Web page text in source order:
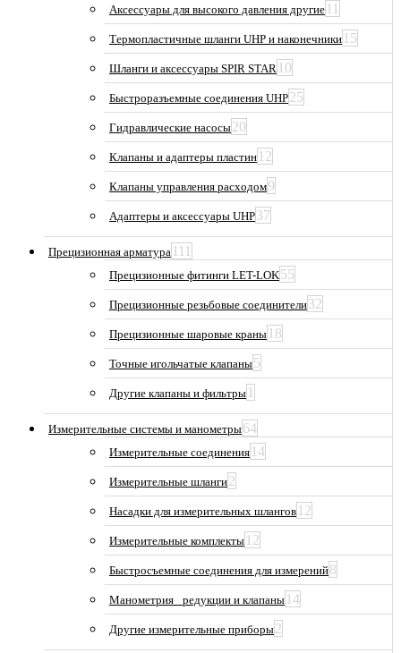
Аксессуары для высокого давления другие 11
Термопластичные шланги UHP и наконечники 15
Шланги и аксессуары SPIR STAR 10
Быстроразъемные соединения UHP25
Гидравлические насосы20
Клапаны и адаптеры пластин 12
Клапаны управления расходом9
Адаптеры и аксессуары UHP37
Прецизионная арматура 111
Прецизионные фитинги LET-LOK55
Прецизионные резьбовые соединители32
Прецизионные шаровые краны 18
Точные игольчатые клапаны5
Другие клапаны и фильтры 1
Измерительные системы и манометры64
Измерительные соединения 14
Измерительные шланги2
Насадки для измерительных шлангов 12
Измерительные комплекты 12
Быстросъемные соединения для измерений8
Манометрия_ редукции и клапаны 14
Другие измерительные приборы2